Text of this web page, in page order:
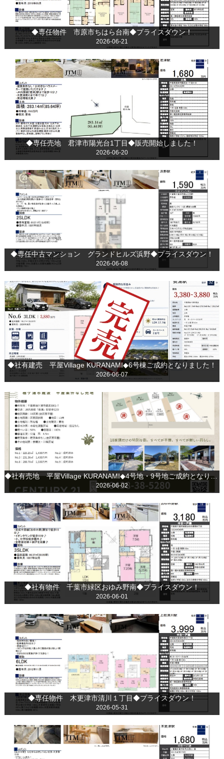
◆専任物件 市原市ちはら台南◆プライスダウン！
2026-06-21
◆専任売地 君津市陽光台1丁目◆販売開始しました！
2026-06-20
◆専任中古マンション グランドヒルズ浜野◆プライスダウン！
2026-06-08
◆社有建売 平屋Village KURANAMI◆6号棟ご成約となりました！
2026-06-07
◆社有売地 平屋Village KURANAMI◆4号地・9号地ご成約となりました！
2026-06-02
◆社有物件 千葉市緑区おゆみ野南◆プライスダウン！
2026-06-01
◆専任物件 木更津市清川１丁目◆プライスダウン！
2026-05-31